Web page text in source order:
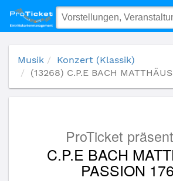
(13268) C.P.E BACH MATTHÄUS-
Musik
Konzert (Klassik)
(13268) C.P.E BACH
ProTicket
C.P.E BACH
PASSION